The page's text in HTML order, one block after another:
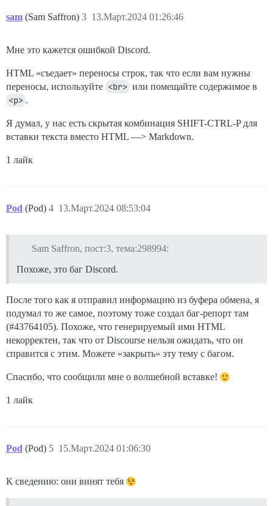
sam (Sam Saffron) 13.Март.2024 01:26:46
3
Мне это кажется ошибкой Discord.
HTML «съедает» переносы строк, так что если вам нужны
переносы, используйте <br> или помещайте содержимое в
<p> .
Я думал, у нас есть скрытая комбинация SHIFT-CTRL-P для
вставки текста вместо HTML —> Markdown.
1 лайк
Pod (Pod) 13.Март.2024 08:53:04
4
Sam Saffron, пост:3, тема:298994:
Похоже, это баг Discord.
После того как я отправил информацию из буфера обмена, я
подумал то же самое, поэтому тоже создал баг-репорт там
(#43764105). Похоже, что генерируемый ими HTML
некорректен, так что от Discourse нельзя ожидать, что он
справится с этим. Можете «закрыть» эту тему с багом.
Спасибо, что сообщили мне о волшебной вставке!
1 лайк
Pod (Pod) 15.Март.2024 01:06:30
5
К сведению: они винят тебя